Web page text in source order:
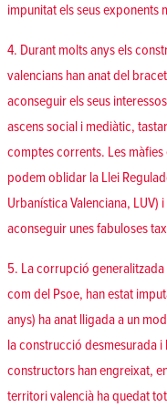
impunitat els seus exponents
4. Durant molts anys els
valencians han anat del
aconseguir els seus
ascens social i mediàtic,
comptes corrents. Les
podem oblidar la Llei
Urbanística Valenciana, LUV)
aconseguir unes fabuloses
5. La corrupció
com del Psoe, han estat
anys) ha anat lligada a un
la construcció desmesurada
constructors han engreixat,
territori valencià ha quedat